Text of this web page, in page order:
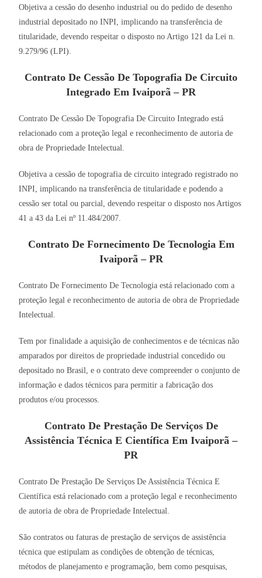
Objetiva a cessão do desenho industrial ou do pedido de desenho
industrial depositado no INPI, implicando na transferência de
titularidade, devendo respeitar o disposto no Artigo 121 da Lei n.
9.279/96 (LPI).
Contrato De Cessão De Topografia De Circuito
Integrado Em Ivaiporã – PR
Contrato De Cessão De Topografia De Circuito Integrado está
relacionado com a proteção legal e reconhecimento de autoria de
obra de Propriedade Intelectual.
Objetiva a cessão de topografia de circuito integrado registrado no
INPI, implicando na transferência de titularidade e podendo a
cessão ser total ou parcial, devendo respeitar o disposto nos Artigos
41 a 43 da Lei nº 11.484/2007.
Contrato De Fornecimento De Tecnologia Em
Ivaiporã – PR
Contrato De Fornecimento De Tecnologia está relacionado com a
proteção legal e reconhecimento de autoria de obra de Propriedade
Intelectual.
Tem por finalidade a aquisição de conhecimentos e de técnicas não
amparados por direitos de propriedade industrial concedido ou
depositado no Brasil, e o contrato deve compreender o conjunto de
informação e dados técnicos para permitir a fabricação dos
produtos e/ou processos.
Contrato De Prestação De Serviços De
Assistência Técnica E Científica Em Ivaiporã –
PR
Contrato De Prestação De Serviços De Assistência Técnica E
Científica está relacionado com a proteção legal e reconhecimento
de autoria de obra de Propriedade Intelectual.
São contratos ou faturas de prestação de serviços de assistência
técnica que estipulam as condições de obtenção de técnicas,
métodos de planejamento e programação, bem como pesquisas,